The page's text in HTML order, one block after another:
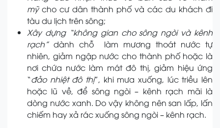
mỹcho cư dân thành phố và các du khách đi
tàu du lịch trên sông;
Xây dựng “không gian cho sông ngòi và kênh
rạch”dành chỗ làm mương thoát nước tự
nhiên, giảm ngập nước cho thành phố hoặc là
nơi chứa nước làm mát đô thị, giảm hiệu ứng
“đảo nhiệt đô thị”, khi mưa xuống, lúc triều lên
hoặc lũ về, để sông ngòi – kênh rạch mãi là
dòng nước xanh. Do vậy không nên san lấp, lấn
chiếm hay xả rác xuống sông ngòi – kênh rạch.